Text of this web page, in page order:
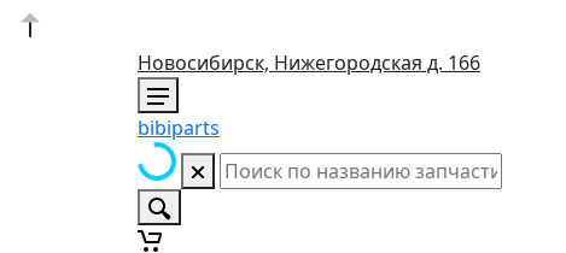
Новосибирск, Нижегородская д. 166
bibiparts